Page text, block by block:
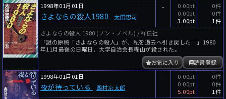
1998年01月01日
さよならの殺人1980 太田忠司
-
0.00pt
0.00pt
3.00pt
0件
0件
1件
さよならの殺人 1980 (ノン・ノベル) / 祥伝社
「謎の原稿「さよならの殺人」が、私を過去へ引き戻した…」1980
年11月最後の日曜日、大学自治会長森山が殺された。
読書登録
お気に入り
1998年01月01日
夜が待っている 西村京太郎
-
0.00pt
0.00pt
5.00pt
0件
0件
1件